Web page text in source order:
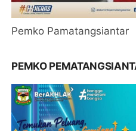
Pemko Pamatangsiantar
PEMKO